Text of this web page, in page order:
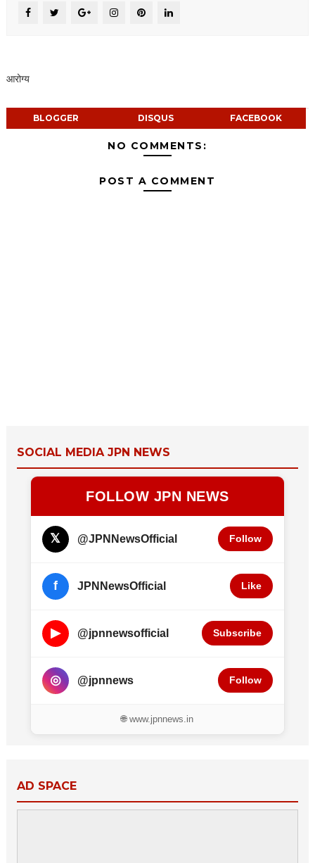
आरोग्य
BLOGGER DISQUS FACEBOOK
NO COMMENTS:
POST A COMMENT
SOCIAL MEDIA JPN NEWS
FOLLOW JPN NEWS
𝕏 @JPNNewsOfficial Follow
f JPNNewsOfficial Like
▶ @jpnnewsofficial Subscribe
◎ @jpnnews Follow
🌐 www.jpnnews.in
AD SPACE